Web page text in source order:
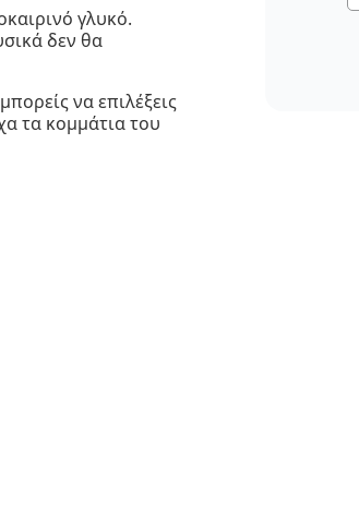
γλυκό.
δεν θα
να επιλέξεις
τα κομμάτια του